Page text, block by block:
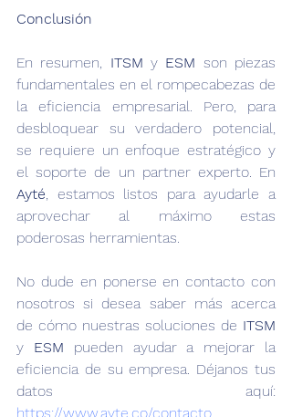
‍Conclusión
En resumen, ITSM y ESM son piezas
fundamentales en el rompecabezas de
la eficiencia empresarial. Pero, para
desbloquear su verdadero potencial,
se requiere un enfoque estratégico y
Ayté, estamos listos para ayudarle a
aprovechar al máximo estas
poderosas herramientas.
No dude en ponerse en contacto con
nosotros si desea saber más acerca
de cómo nuestras soluciones de ITSM
y ESM pueden ayudar a mejorar la
eficiencia de su empresa. Déjanos tus
https://www.ayte.co/contacto